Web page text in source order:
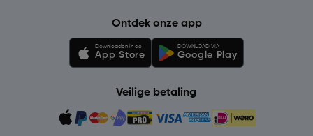
Ontdek onze app
Downloaden in de
App Store
DOWNLOAD VIA
Google Play
Veilige betaling